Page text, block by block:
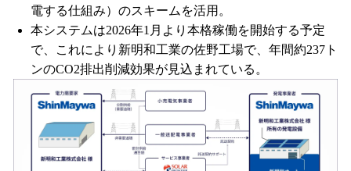
電する仕組み）のスキームを活用。
本システムは2026年1月より本格稼働を開始する予定
で、これにより新明和工業の佐野工場で、年間約237ト
ンのCO2排出削減効果が見込まれている。